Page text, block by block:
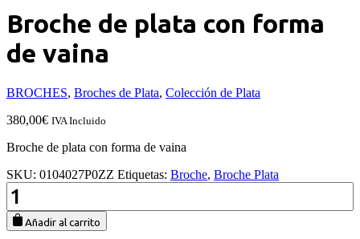
Broche de plata con forma
de vaina
BROCHES, Broches de Plata, Colección de Plata
380,00€ IVA Incluido
Broche de plata con forma de vaina
SKU: 0104027P0ZZ Etiquetas: Broche, Broche Plata
Broche
de
plata
con
Añadir al carrito